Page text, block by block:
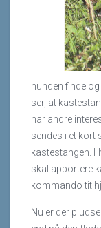
hunden finde
ser, at
har andre
sendes i et kort
kastestangen.
skal apportere
kommando tit
Nu er der